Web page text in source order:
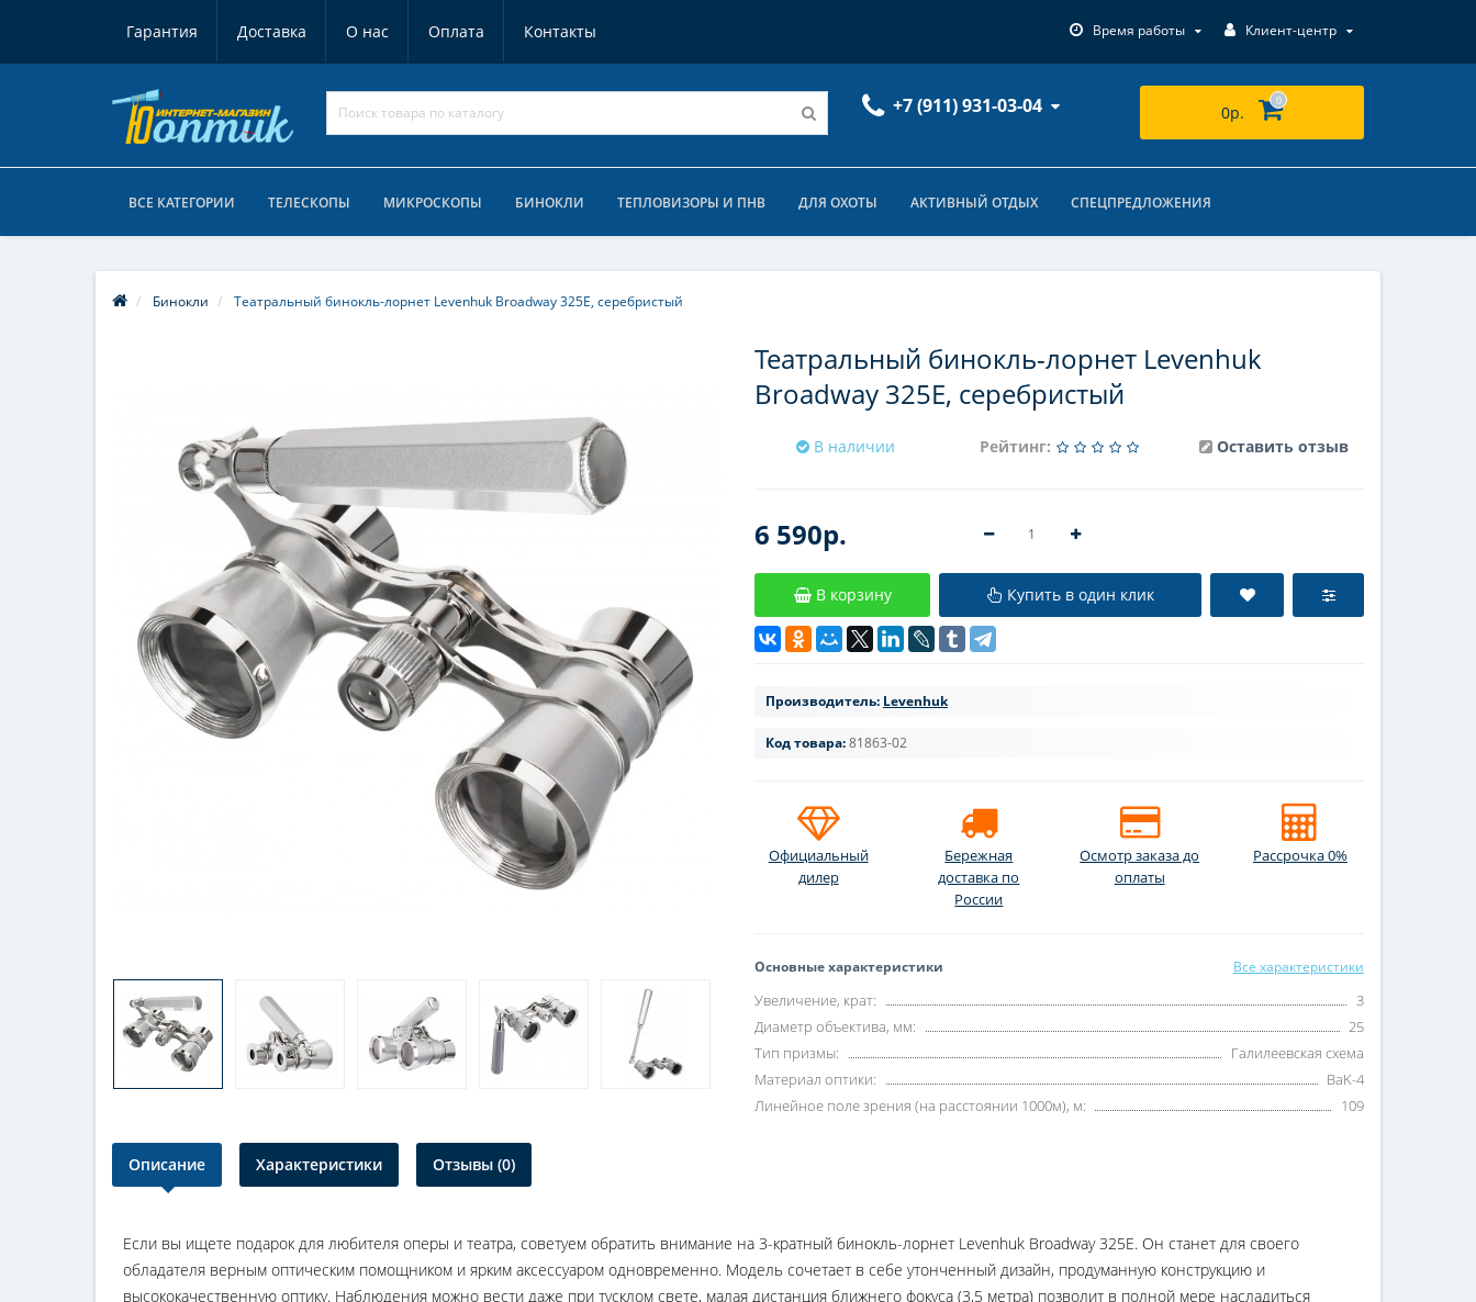
Гарантия Доставка О нас Оплата Контакты Время работы Клиент-центр
+7 (911) 931-03-04 0р.
0
ВСЕ КАТЕГОРИИ ТЕЛЕСКОПЫ МИКРОСКОПЫ БИНОКЛИ ТЕПЛОВИЗОРЫ И ПНВ ДЛЯ ОХОТЫ АКТИВНЫЙ ОТДЫХ СПЕЦПРЕДЛОЖЕНИЯ
Бинокли Театральный бинокль-лорнет Levenhuk Broadway 325E, серебристый
Театральный бинокль-лорнет Levenhuk
Broadway 325E, серебристый
В наличии Рейтинг: Оставить отзыв
6 590р.
В корзину Купить в один клик
Производитель: Levenhuk
Код товара:81863-02
Официальный
дилер
Бережная
доставка по
России
Осмотр заказа до
оплаты
Рассрочка 0%
Основные характеристики Все характеристики
Увеличение, крат:
3
Диаметр объектива, мм:
25
Тип призмы:
Галилеевская схема
Материал оптики:
BaK-4
Линейное поле зрения (на расстоянии 1000м), м:
109
Описание Характеристики Отзывы (0)
Если вы ищете подарок для любителя оперы и театра, советуем обратить внимание на 3-кратный бинокль-лорнет Levenhuk Broadway 325E. Он станет для своего
обладателя верным оптическим помощником и ярким аксессуаром одновременно. Модель сочетает в себе утонченный дизайн, продуманную конструкцию и
высококачественную оптику. Наблюдения можно вести даже при тусклом свете, малая дистанция ближнего фокуса (3,5 метра) позволит в полной мере насладиться